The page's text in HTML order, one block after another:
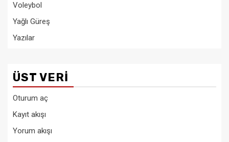
Voleybol
Yağlı Güreş
Yazılar
ÜST VERI
Oturum aç
Kayıt akışı
Yorum akışı